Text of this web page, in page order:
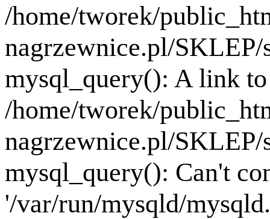
/home/tworek/
nagrzewnice.pl/
mysql_query(): A link
/home/tworek/
nagrzewnice.pl/
mysql_query(): Can't
'/var/run/mysqld/